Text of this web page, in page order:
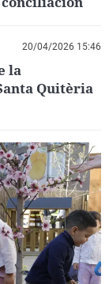
20/04/2026 15:46
la
Quitèria